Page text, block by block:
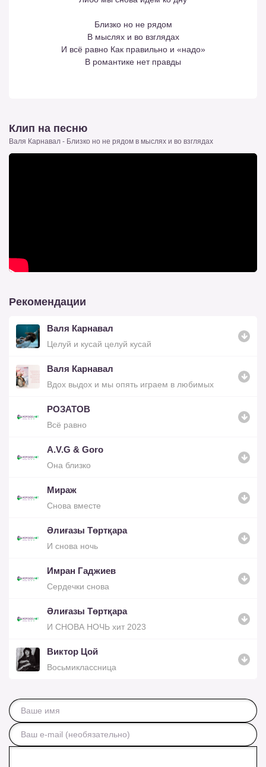
Близко но не рядом
В мыслях и во взглядах
И всё равно Как правильно и «надо»
В романтике нет правды
Клип на песню
Валя Карнавал - Близко но не рядом в мыслях и во взглядах
Рекомендации
Валя Карнавал
Целуй и кусай целуй кусай
Валя Карнавал
Вдох выдох и мы опять играем в любимых
РОЗАТОВ
Всё равно
A.V.G & Goro
Она близко
Мираж
Снова вместе
Әлиғазы Төртқара
И снова ночь
Имран Гаджиев
Сердечки снова
Әлиғазы Төртқара
И СНОВА НОЧЬ хит 2023
Виктор Цой
Восьмиклассница